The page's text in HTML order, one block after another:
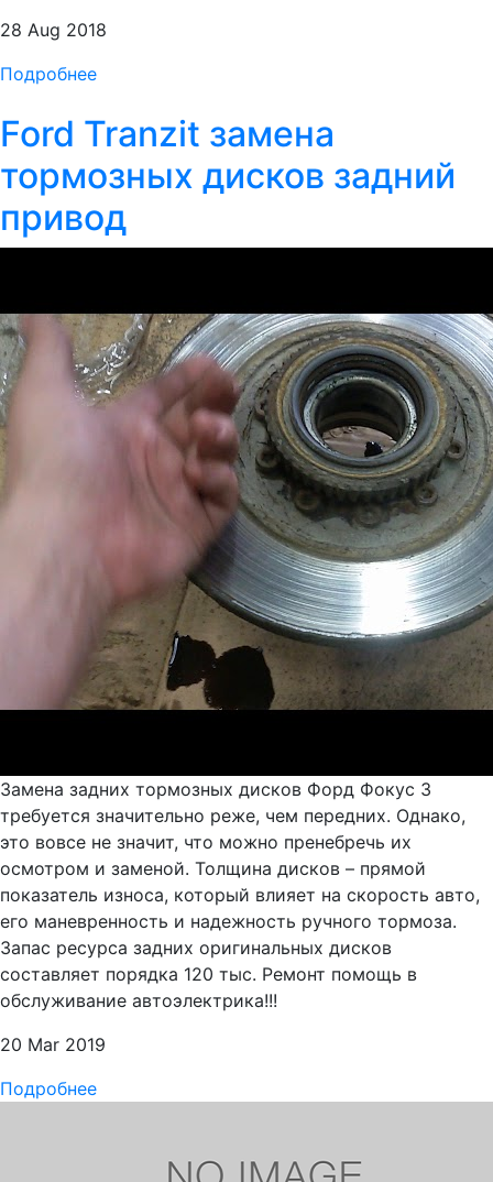
28 Aug 2018
Подробнее
Ford Tranzit замена
тормозных дисков задний
привод
Замена задних тормозных дисков Форд Фокус 3
требуется значительно реже, чем передних. Однако,
это вовсе не значит, что можно пренебречь их
осмотром и заменой. Толщина дисков – прямой
показатель износа, который влияет на скорость авто,
его маневренность и надежность ручного тормоза.
Запас ресурса задних оригинальных дисков
составляет порядка 120 тыс. Ремонт помощь в
обслуживание автоэлектрика!!!
20 Mar 2019
Подробнее